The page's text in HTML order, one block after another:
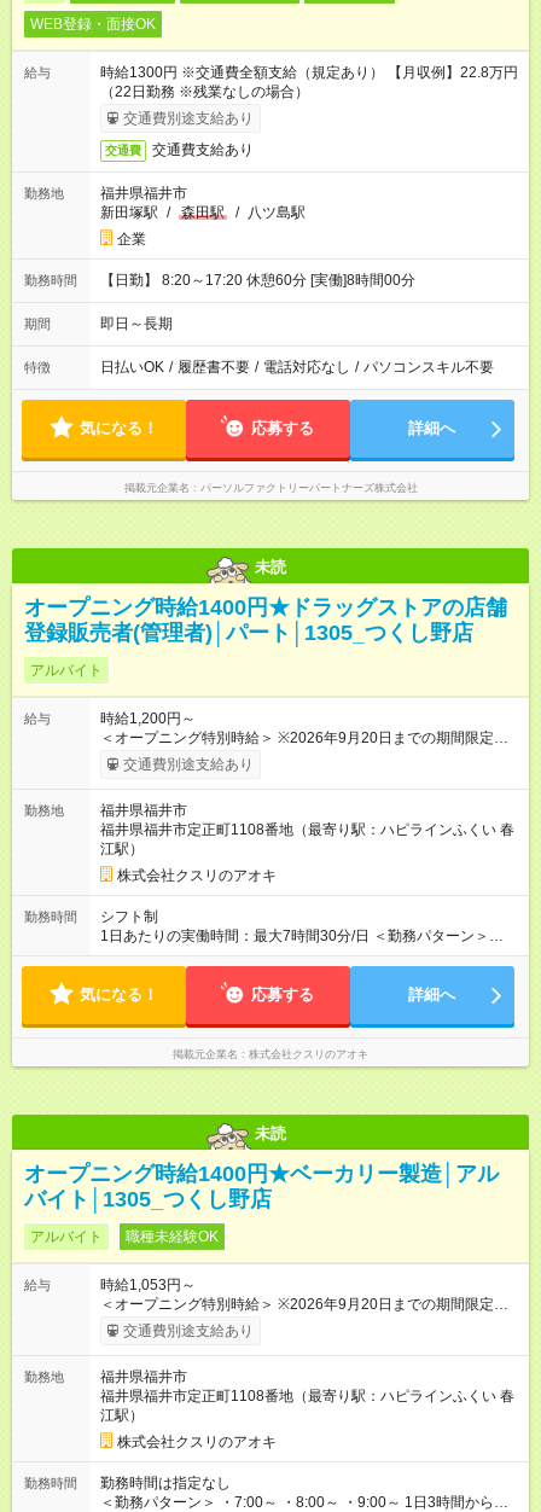
WEB登録・面接OK
給与
時給1300円 ※交通費全額支給（規定あり） 【月収例】22.8万円
（22日勤務 ※残業なしの場合）
交通費別途支給あり
交通費 交通費支給あり
勤務地
福井県福井市
新田塚駅 / 森田駅 / 八ツ島駅
企業
勤務時間 【日勤】 8:20～17:20 休憩60分 [実働]8時間00分
期間 即日～長期
特徴 日払いOK / 履歴書不要 / 電話対応なし / パソコンスキル不要
気になる！ 応募する 詳細へ
掲載元企業名 パーソルファクトリーパートナーズ株式会社
未読
オープニング時給1400円★ドラッグストアの店舗
登録販売者(管理者)│パート│1305_つくし野店
アルバイト
給与
時給1,200円～
＜オープニング特別時給＞ ※2026年9月20日までの期間限定特
別時給 8:30～17:00 時給1400円 17:00～22:00 時給1500円
※2026年9月21日～通常時給適用 8:30～17:00 時給1200円
降 25％増し（営業店舗のみ） 【手当】 登録販売者資格手当
（時給＋30円） 【試用期間】試用期間なし
交通費別途支給あり
勤務地
福井県福井市
福井県福井市定正町1108番地（最寄り駅：ハピラインふくい 春
江駅）
株式会社クスリのアオキ
勤務時間
シフト制
1日あたりの実働時間：最大7時間30分/日 ＜勤務パターン＞
・ 8:30～16:00 ・ 12:00～18:00 ・ 16:00～22:00 1日5時間 （7
気になる！ 応募する 詳細へ
掲載元企業名 株式会社クスリのアオキ
未読
オープニング時給1400円★ベーカリー製造│アル
バイト│1305_つくし野店
アルバイト 職種未経験OK
給与
時給1,053円～
＜オープニング特別時給＞ ※2026年9月20日までの期間限定特
別時給 8:30～17:00 時給1400円 ※2026年9月21日～通常時給
適用 8:30～17:00 時給1053円 ※日祝は時給100円ＵＰ！ 22時
記当社条件に対応できる方は時給――― 8:00～17:00＋147円 ★
当社条件★ 近隣店舗へのヘルプが可能な方 【試用期間】試用期
間なし
交通費別途支給あり
勤務地
福井県福井市
福井県福井市定正町1108番地（最寄り駅：ハピラインふくい 春
江駅）
株式会社クスリのアオキ
勤務時間
勤務時間は指定なし
＜勤務パターン＞ ・7:00～ ・8:00～ ・9:00～ 1日3時間からの